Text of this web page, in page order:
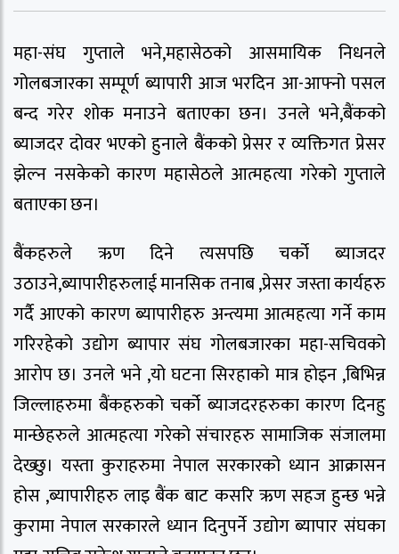
महा-संघ गुप्ताले भने,महासेठको आसमायिक निधनले
गोलबजारका सम्पूर्ण ब्यापारी आज भरदिन आ-आफ्नो पसल
बन्द गरेर शोक मनाउने बताएका छन। उनले भने,बैंकको
ब्याजदर दोवर भएको हुनाले बैंकको प्रेसर र व्यक्तिगत प्रेसर
झेल्न नसकेको कारण महासेठले आत्महत्या गरेको गुप्ताले
बताएका छन।
बैंकहरुले ऋण दिने त्यसपछि चर्को ब्याजदर
उठाउने,ब्यापारीहरुलाई मानसिक तनाब ,प्रेसर जस्ता कार्यहरु
गर्दै आएको कारण ब्यापारीहरु अन्त्यमा आत्महत्या गर्ने काम
गरिरहेको उद्योग ब्यापार संघ गोलबजारका महा-सचिवको
आरोप छ। उनले भने ,यो घटना सिरहाको मात्र होइन ,बिभिन्न
जिल्लाहरुमा बैंकहरुको चर्को ब्याजदरहरुका कारण दिनहु
मान्छेहरुले आत्महत्या गरेको संचारहरु सामाजिक संजालमा
देख्छु। यस्ता कुराहरुमा नेपाल सरकारको ध्यान आक्रासन
होस ,ब्यापारीहरु लाइ बैंक बाट कसरि ऋण सहज हुन्छ भन्ने
कुरामा नेपाल सरकारले ध्यान दिनुपर्ने उद्योग ब्यापार संघका